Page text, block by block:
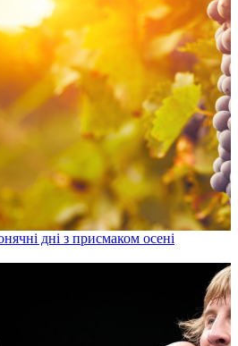
дні з присмаком осені